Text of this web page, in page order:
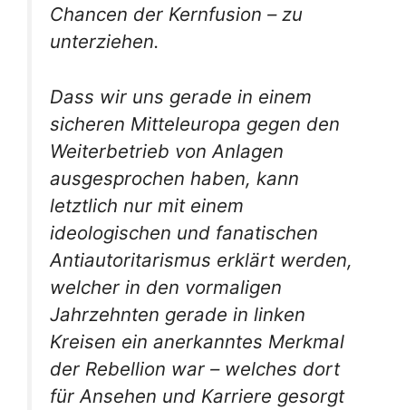
Chancen der Kernfusion – zu
unterziehen.
Dass wir uns gerade in einem
sicheren Mitteleuropa gegen den
Weiterbetrieb von Anlagen
ausgesprochen haben, kann
letztlich nur mit einem
ideologischen und fanatischen
Antiautoritarismus erklärt werden,
welcher in den vormaligen
Jahrzehnten gerade in linken
Kreisen ein anerkanntes Merkmal
der Rebellion war – welches dort
für Ansehen und Karriere gesorgt